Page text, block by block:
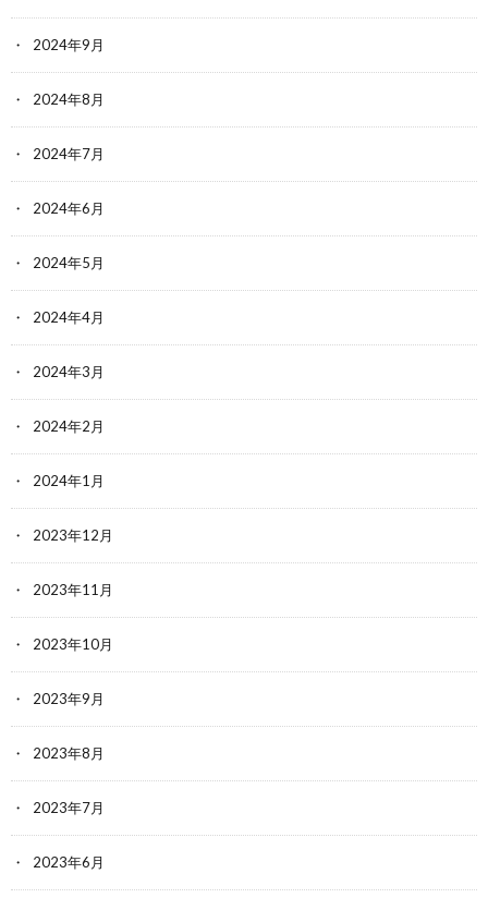
2024年9月
2024年8月
2024年7月
2024年6月
2024年5月
2024年4月
2024年3月
2024年2月
2024年1月
2023年12月
2023年11月
2023年10月
2023年9月
2023年8月
2023年7月
2023年6月